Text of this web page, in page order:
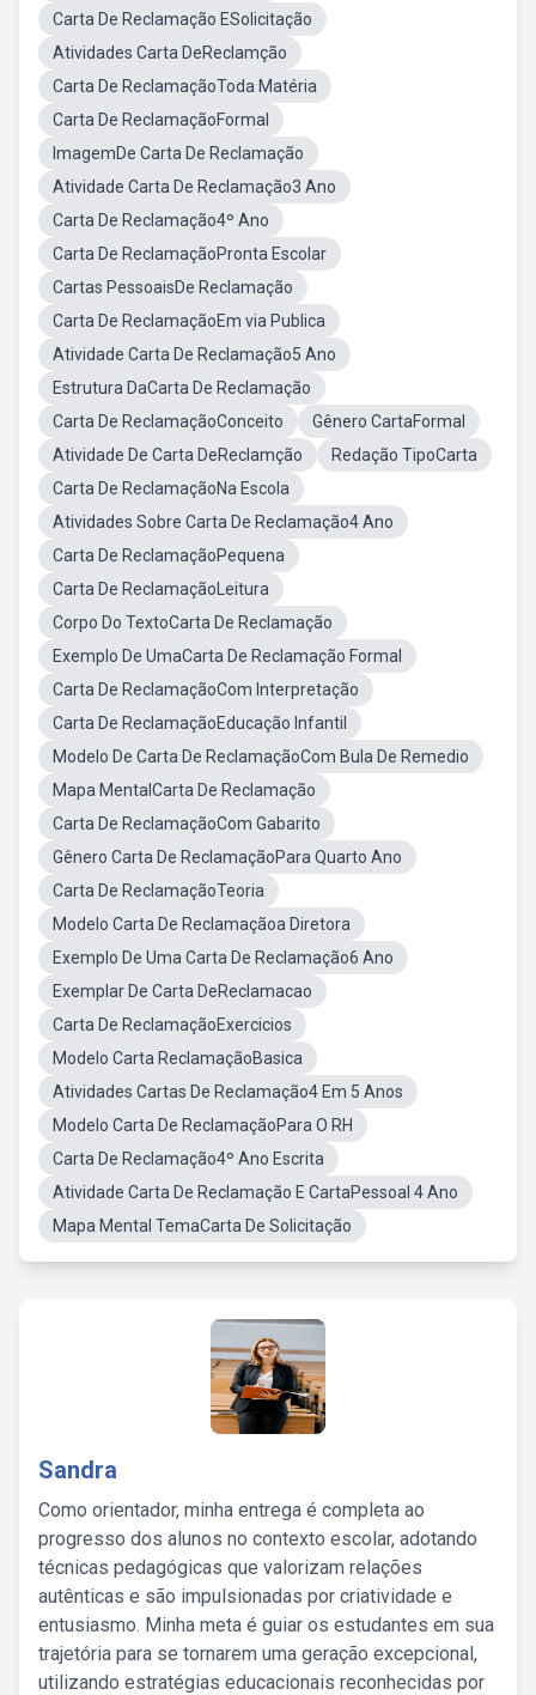
Carta De Reclamação ESolicitação
Atividades Carta DeReclamção
Carta De ReclamaçãoToda Matéria
Carta De ReclamaçãoFormal
ImagemDe Carta De Reclamação
Atividade Carta De Reclamação3 Ano
Carta De Reclamação4º Ano
Carta De ReclamaçãoPronta Escolar
Cartas PessoaisDe Reclamação
Carta De ReclamaçãoEm via Publica
Atividade Carta De Reclamação5 Ano
Estrutura DaCarta De Reclamação
Carta De ReclamaçãoConceito
Gênero CartaFormal
Atividade De Carta DeReclamção
Redação TipoCarta
Carta De ReclamaçãoNa Escola
Atividades Sobre Carta De Reclamação4 Ano
Carta De ReclamaçãoPequena
Carta De ReclamaçãoLeitura
Corpo Do TextoCarta De Reclamação
Exemplo De UmaCarta De Reclamação Formal
Carta De ReclamaçãoCom Interpretação
Carta De ReclamaçãoEducação Infantil
Modelo De Carta De ReclamaçãoCom Bula De Remedio
Mapa MentalCarta De Reclamação
Carta De ReclamaçãoCom Gabarito
Gênero Carta De ReclamaçãoPara Quarto Ano
Carta De ReclamaçãoTeoria
Modelo Carta De Reclamaçãoa Diretora
Exemplo De Uma Carta De Reclamação6 Ano
Exemplar De Carta DeReclamacao
Carta De ReclamaçãoExercicios
Modelo Carta ReclamaçãoBasica
Atividades Cartas De Reclamação4 Em 5 Anos
Modelo Carta De ReclamaçãoPara O RH
Carta De Reclamação4º Ano Escrita
Atividade Carta De Reclamação E CartaPessoal 4 Ano
Mapa Mental TemaCarta De Solicitação
Sandra
Como orientador, minha entrega é completa ao
progresso dos alunos no contexto escolar, adotando
técnicas pedagógicas que valorizam relações
autênticas e são impulsionadas por criatividade e
entusiasmo. Minha meta é guiar os estudantes em sua
trajetória para se tornarem uma geração excepcional,
utilizando estratégias educacionais reconhecidas por